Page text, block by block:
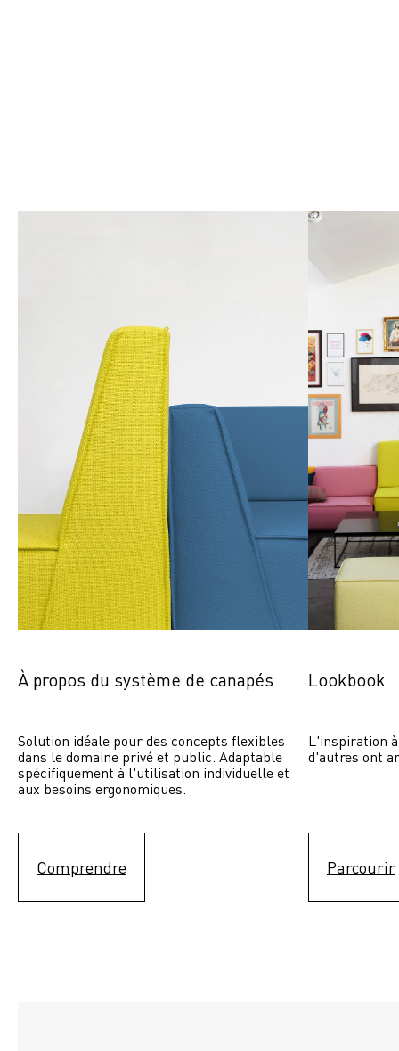
À propos du système de canapés
Solution idéale pour des concepts flexibles
dans le domaine privé et public. Adaptable
spécifiquement à l'utilisation individuelle et
aux besoins ergonomiques.
Comprendre
Lookbook
L'inspiration
d'autres ont
Parcourir